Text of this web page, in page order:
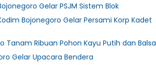
Gelar PSJM Sistem Blok
Bojonegoro Gelar Persami Korp Kadet
Tanam Ribuan Pohon Kayu Putih dan Balsa
Gelar Upacara Bendera